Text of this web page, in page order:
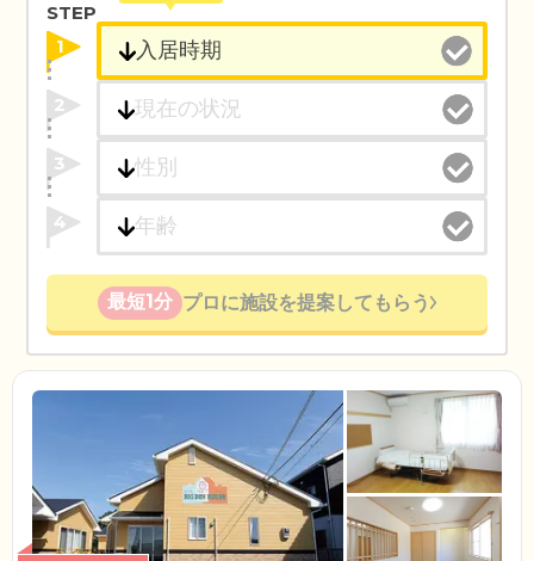
STEP
1
2
3
4
最短1分 プロに施設を提案してもらう